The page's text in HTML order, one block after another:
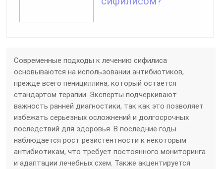
Современные подходы к лечению сифилиса
основываются на использовании антибиотиков,
прежде всего пенициллина, который остается
стандартом терапии. Эксперты подчеркивают
важность ранней диагностики, так как это позволяет
избежать серьезных осложнений и долгосрочных
последствий для здоровья. В последние годы
наблюдается рост резистентности к некоторым
антибиотикам, что требует постоянного мониторинга
и адаптации лечебных схем. Также акцентируется